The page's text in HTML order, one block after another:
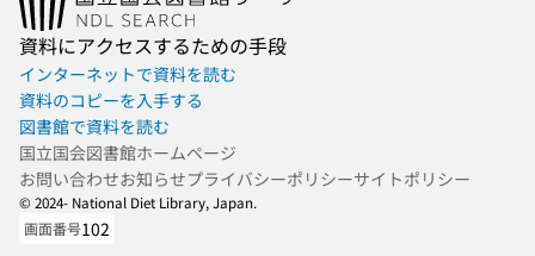
資料にアクセスするための手段
インターネットで資料を読む
資料のコピーを入手する
図書館で資料を読む
国立国会図書館ホームページ
お問い合わせお知らせプライバシーポリシーサイトポリシー
© 2024- National Diet Library, Japan.
画面番号102